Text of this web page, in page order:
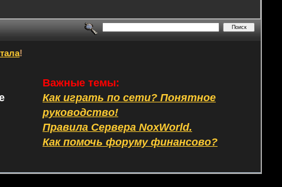
!
Важные темы:
Как играть по сети? Понятное
руководство!
Правила Сервера NoxWorld.
Как помочь форуму финансово?